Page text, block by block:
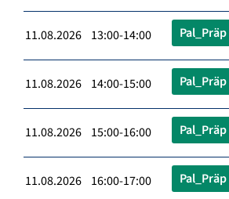
11.08.2026 13:00-14:00 Pal_Präp
11.08.2026 14:00-15:00 Pal_Präp
11.08.2026 15:00-16:00 Pal_Präp
11.08.2026 16:00-17:00 Pal_Präp